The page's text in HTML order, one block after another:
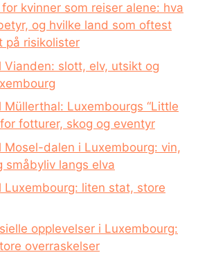
kvinner som reiser alene: hva
og hvilke land som oftest
på risikolister
Vianden: slott, elv, utsikt og
Müllerthal: Luxembourgs “Little
fotturer, skog og eventyr
Mosel-dalen i Luxembourg: vin,
småbyliv langs elva
Luxembourg: liten stat, store
opplevelser i Luxembourg:
overraskelser